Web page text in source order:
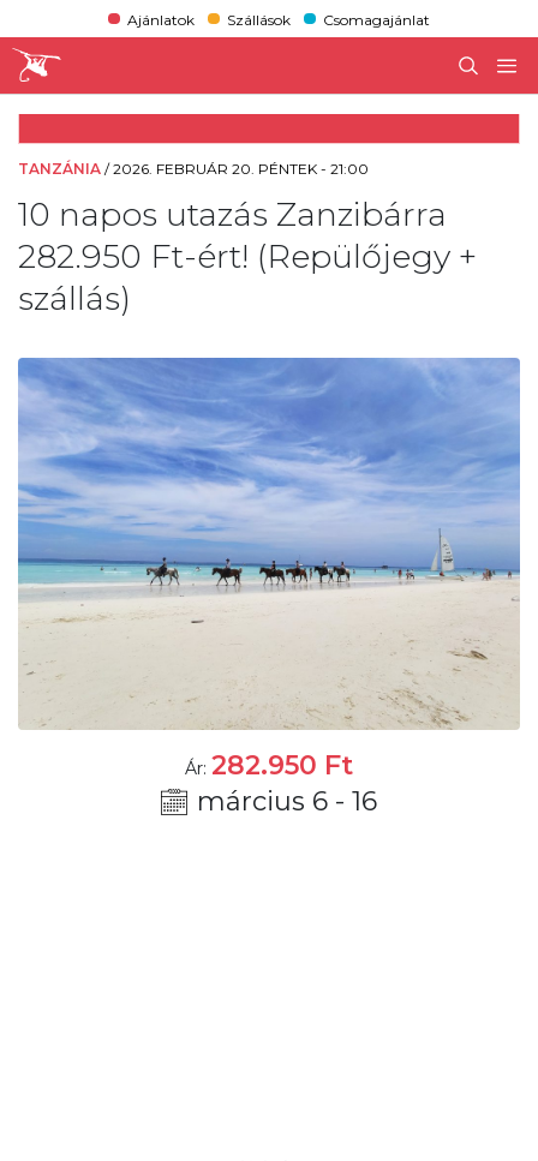
Ajánlatok Szállások Csomagajánlat
TANZÁNIA /2026. FEBRUÁR 20. PÉNTEK - 21:00
10 napos utazás Zanzibárra
282.950 Ft-ért! (Repülőjegy +
szállás)
Ár: 282.950 Ft
március 6 - 16